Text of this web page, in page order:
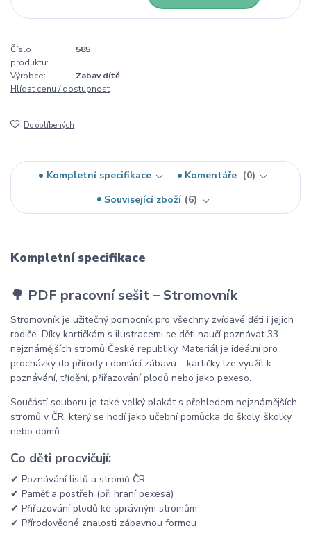
Číslo
produktu:
585
Výrobce:
Zabav dítě
Hlídat cenu / dostupnost
Do oblíbených
Kompletní specifikace Komentáře
0
Související zboží 6
Kompletní specifikace
🌳 PDF pracovní sešit – Stromovník
Stromovník je užitečný pomocník pro všechny zvídavé děti i jejich
rodiče. Díky kartičkám s ilustracemi se děti naučí poznávat 33
nejznámějších stromů České republiky. Materiál je ideální pro
procházky do přírody i domácí zábavu – kartičky lze využít k
poznávání, třídění, přiřazování plodů nebo jako pexeso.
Součástí souboru je také velký plakát s přehledem nejznámějších
stromů v ČR, který se hodí jako učební pomůcka do školy, školky
nebo domů.
Co děti procvičují:
✔ Poznávání listů a stromů ČR
✔ Paměť a postřeh (při hraní pexesa)
✔ Přiřazování plodů ke správným stromům
✔ Přírodovědné znalosti zábavnou formou